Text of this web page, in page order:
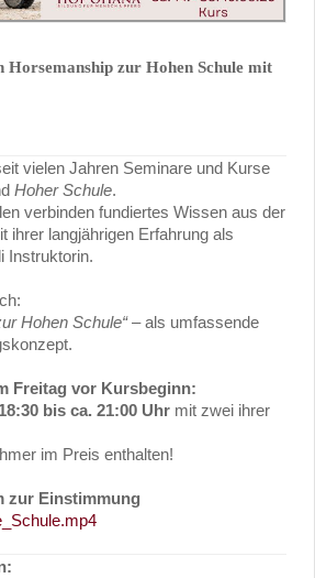
Horsemanship zur Hohen Schule mit
vielen Jahren Seminare und Kurse
Hoher Schule.
verbinden fundiertes Wissen aus der
ihrer langjährigen Erfahrung als
Instruktorin.
Hohen Schule“– als umfassende
Freitag vor Kursbeginn:
18:30 bis ca. 21:00 Uhr mit zwei ihrer
im Preis enthalten!
zur Einstimmung